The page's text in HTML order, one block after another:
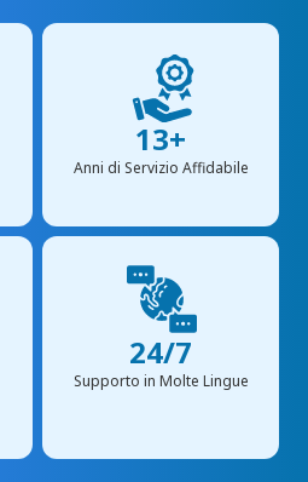
13+
Anni di Servizio Affidabile
24/7
Supporto in Molte Lingue